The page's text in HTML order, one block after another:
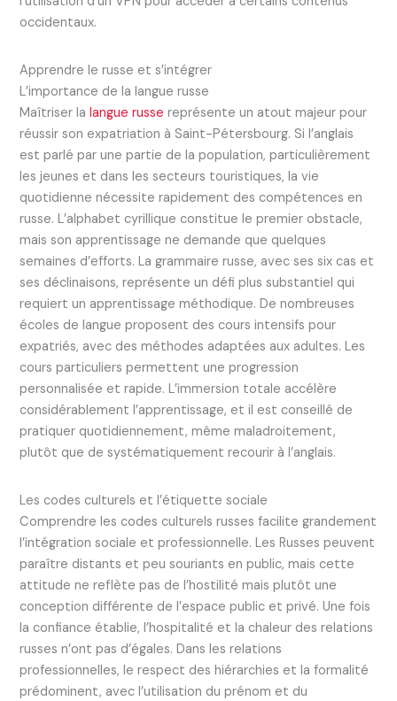
occidentaux.
Apprendre le russe et s’intégrer
L’importance de la langue russe
Maîtriser lalangue russe représente un atout majeur pour
réussir son expatriation à Saint-Pétersbourg. Si l’anglais
est parlé par une partie de la population, particulièrement
les jeunes et dans les secteurs touristiques, la vie
quotidienne nécessite rapidement des compétences en
russe. L’alphabet cyrillique constitue le premier obstacle,
mais son apprentissage ne demande que quelques
semaines d’efforts. La grammaire russe, avec ses six cas et
ses déclinaisons, représente un défi plus substantiel qui
requiert un apprentissage méthodique. De nombreuses
écoles de langue proposent des cours intensifs pour
expatriés, avec des méthodes adaptées aux adultes. Les
cours particuliers permettent une progression
personnalisée et rapide. L’immersion totale accélère
considérablement l’apprentissage, et il est conseillé de
pratiquer quotidiennement, même maladroitement,
plutôt que de systématiquement recourir à l’anglais.
Les codes culturels et l’étiquette sociale
Comprendre les codes culturels russes facilite grandement
l’intégration sociale et professionnelle. Les Russes peuvent
paraître distants et peu souriants en public, mais cette
attitude ne reflète pas de l’hostilité mais plutôt une
conception différente de l’espace public et privé. Une fois
la confiance établie, l’hospitalité et la chaleur des relations
russes n’ont pas d’égales. Dans les relations
professionnelles, le respect des hiérarchies et la formalité
prédominent, avec l’utilisation du prénom et du